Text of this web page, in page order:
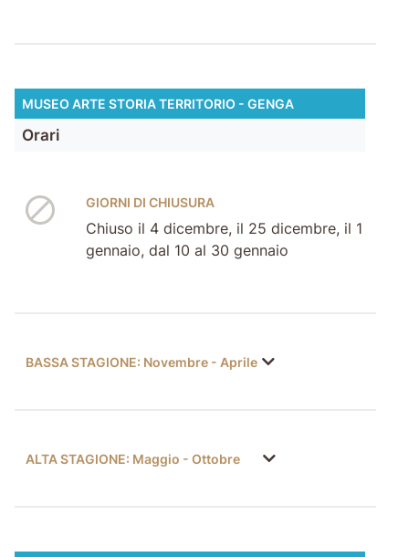
MUSEO ARTE STORIA TERRITORIO - GENGA
Orari
GIORNI DI CHIUSURA
Chiuso il 4 dicembre, il 25 dicembre, il 1
gennaio, dal 10 al 30 gennaio
BASSA STAGIONE: Novembre - Aprile
ALTA STAGIONE: Maggio - Ottobre